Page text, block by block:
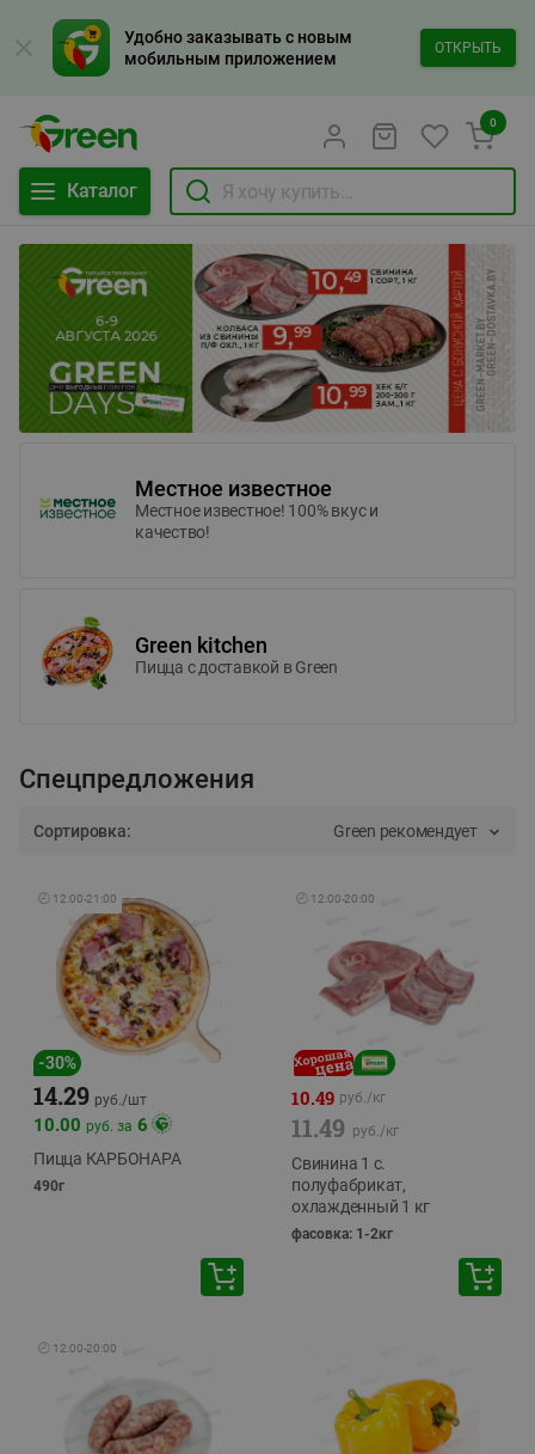
Удобно заказывать с новым
мобильным приложением
ОТКРЫТЬ
Каталог
0
Местное известное
Местное известное! 100% вкус и
качество!
Green kitchen
Пицца c доставкой в Green
Спецпредложения
Сортировка: Green рекомендует
🕘 12:00-21:00
-30%
14.29 руб./шт
10.00 руб. за 6
Пицца КАРБОНАРА
490г
🕘 12:00-20:00
10.49 руб./кг
11.49 руб./кг
Свинина 1 с.
полуфабрикат,
охлажденный 1 кг
фасовка: 1-2кг
🕘 12:00-20:00